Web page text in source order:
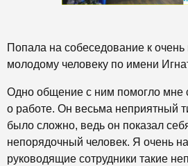
Попала на собеседование к
молодому человеку по имени
Одно общение с ним помогло мне
о работе. Он весьма неприятный
было сложно, ведь он показал
непорядочный человек. Я очень
руководящие сотрудники такие